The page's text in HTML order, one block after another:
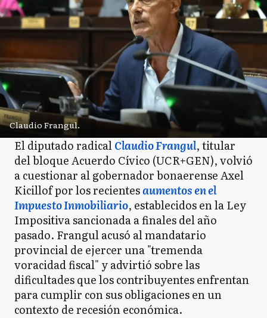
Claudio Frangul.
El diputado radicalClaudio Frangul, titular
del bloque Acuerdo Cívico (UCR+GEN), volvió
a cuestionar al gobernador bonaerense Axel
Kicillof por los recientesaumentos en el
Impuesto Inmobiliario, establecidos en la Ley
Impositiva sancionada a finales del año
pasado. Frangul acusó al mandatario
provincial de ejercer una "tremenda
voracidad fiscal" y advirtió sobre las
dificultades que los contribuyentes enfrentan
para cumplir con sus obligaciones en un
contexto de recesión económica.